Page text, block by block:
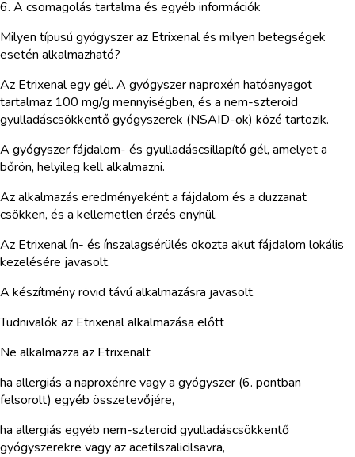
6. A csomagolás tartalma és egyéb információk
Milyen típusú gyógyszer az Etrixenal és milyen betegségek
esetén alkalmazható?
Az Etrixenal egy gél. A gyógyszer naproxén hatóanyagot
tartalmaz 100 mg/g mennyiségben, és a nem-szteroid
gyulladáscsökkentő gyógyszerek (NSAID-ok) közé tartozik.
A gyógyszer fájdalom- és gyulladáscsillapító gél, amelyet a
bőrön, helyileg kell alkalmazni.
Az alkalmazás eredményeként a fájdalom és a duzzanat
csökken, és a kellemetlen érzés enyhül.
Az Etrixenal ín- és ínszalagsérülés okozta akut fájdalom lokális
kezelésére javasolt.
A készítmény rövid távú alkalmazásra javasolt.
Tudnivalók az Etrixenal alkalmazása előtt
Ne alkalmazza az Etrixenalt
ha allergiás a naproxénre vagy a gyógyszer (6. pontban
felsorolt) egyéb összetevőjére,
ha allergiás egyéb nem-szteroid gyulladáscsökkentő
gyógyszerekre vagy az acetilszalicilsavra,